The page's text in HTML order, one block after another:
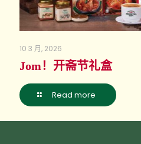
10 3 月, 2026
Jom！开斋节礼盒
Read more